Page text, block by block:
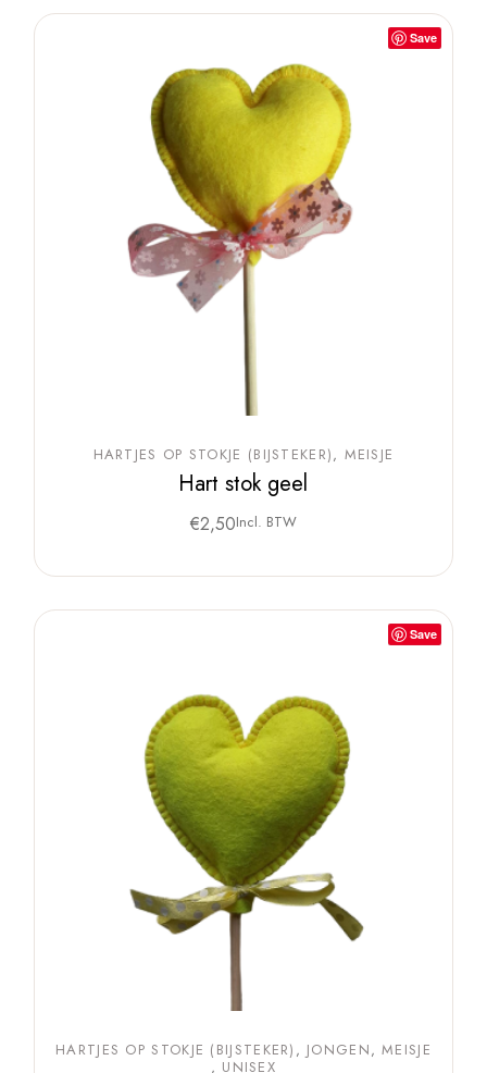
Save
HARTJES OP STOKJE (BIJSTEKER) MEISJE
Hart stok geel
€2,50Incl. BTW
Save
HARTJES OP STOKJE (BIJSTEKER) JONGEN
MEISJE
UNISEX